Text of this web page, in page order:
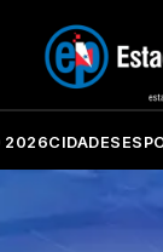
2026CIDADES